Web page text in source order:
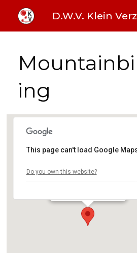
inhoud
D.W.V. Klein
ing
This page can't load Google
Do you own this website?